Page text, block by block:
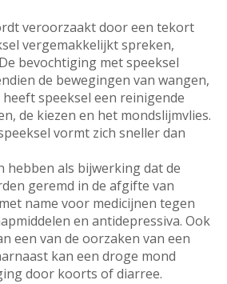
veroorzaakt door een tekort
vergemakkelijkt spreken,
bevochtiging met speeksel
de bewegingen van wangen,
speeksel een reinigende
de kiezen en het mondslijmvlies.
vormt zich sneller dan
hebben als bijwerking dat de
geremd in de afgifte van
name voor medicijnen tegen
en antidepressiva. Ook
een van de oorzaken van een
kan een droge mond
door koorts of diarree.